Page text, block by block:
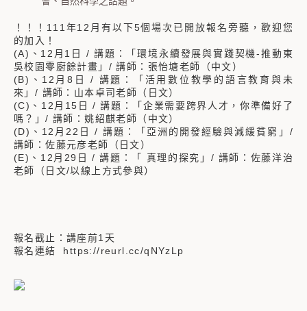
！！！111年12月有以下5個場次已開放報名旁聽，歡迎您
的加入！
(A)、12月1日 / 講題：「環境永續發展與實踐契機-推動東
吳校園零廚餘計畫」/ 講師：張怡塘老師（中文）
(B)、12月8日 / 講題：「活用數位教學的語言教育與未
來」/ 講師：山本卓司老師（日文）
(C)、12月15日 / 講題：「企業需要跨界人才，你準備好了
嗎？」/ 講師：姚紹麒老師（中文）
(D)、12月22日 / 講題：「亞洲的開發經驗與減緩貧窮」/
講師：佐藤元彦老師（日文）
(E)、12月29日 / 講題：「 真理的探究」/ 講師：佐藤洋治
老師（日文/以線上方式參與）
報名截止：講座前1天
報名連結 https://reurl.cc/qNYzLp